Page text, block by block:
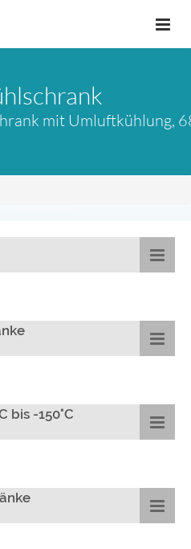
mit Umluftkühlung,
bis -150°C